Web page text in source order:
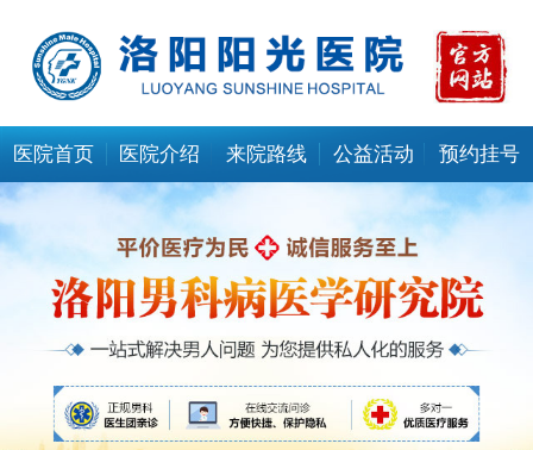
医院首页 医院介绍 来院路线 公益活动 预约挂号